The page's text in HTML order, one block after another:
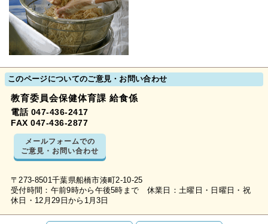
このページについてのご意見・お問い合わせ
教育委員会保健体育課 給食係
電話 047-436-2417
FAX 047-436-2877
メールフォームでの
ご意見・お問い合わせ
〒273-8501千葉県船橋市湊町2-10-25
受付時間：午前9時から午後5時まで 休業日：土曜日・日曜日・祝
休日・12月29日から1月3日